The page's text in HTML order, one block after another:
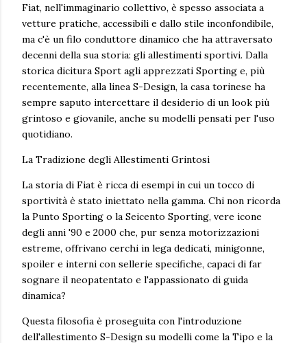
Fiat, nell'immaginario collettivo, è spesso associata a
vetture pratiche, accessibili e dallo stile inconfondibile,
ma c'è un filo conduttore dinamico che ha attraversato
decenni della sua storia: gli allestimenti sportivi. Dalla
storica dicitura Sport agli apprezzati Sporting e, più
recentemente, alla linea S-Design, la casa torinese ha
sempre saputo intercettare il desiderio di un look più
grintoso e giovanile, anche su modelli pensati per l'uso
quotidiano.
La Tradizione degli Allestimenti Grintosi
La storia di Fiat è ricca di esempi in cui un tocco di
sportività è stato iniettato nella gamma. Chi non ricorda
la Punto Sporting o la Seicento Sporting, vere icone
degli anni '90 e 2000 che, pur senza motorizzazioni
estreme, offrivano cerchi in lega dedicati, minigonne,
spoiler e interni con sellerie specifiche, capaci di far
sognare il neopatentato e l'appassionato di guida
dinamica?
Questa filosofia è proseguita con l'introduzione
dell'allestimento S-Design su modelli come la Tipo e la